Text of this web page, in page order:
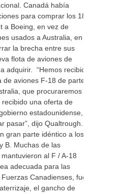
Canadá había
para comprar los 18
a Boeing, en vez de
usados a Australia, en
la brecha entre sus
flota de aviones de
adquirir. “Hemos recibido
de aviones F-18 de parte
que procuraremos
una oferta de
estadounidense,
pasar”, dijo Qualtrough. El
gran parte idéntico a los
B. Muchas de las
al F / A-18
adecuada para las
Canadienses, fue
el gancho de